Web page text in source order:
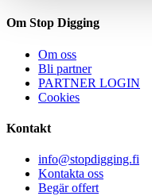
Om Stop Digging
Om oss
Bli partner
PARTNER LOGIN
Cookies
Kontakt
info@stopdigging.fi
Kontakta oss
Begär offert